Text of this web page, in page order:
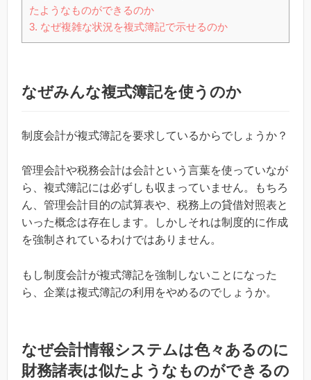
たようなものができるのか
3. なぜ複雑な状況を複式簿記で示せるのか
なぜみんな複式簿記を使うのか
制度会計が複式簿記を要求しているからでしょうか？
管理会計や税務会計は会計という言葉を使っていなが
ら、複式簿記には必ずしも収まっていません。もちろ
ん、管理会計目的の試算表や、税務上の貸借対照表と
いった概念は存在します。しかしそれは制度的に作成
を強制されているわけではありません。
もし制度会計が複式簿記を強制しないことになった
ら、企業は複式簿記の利用をやめるのでしょうか。
なぜ会計情報システムは色々あるのに
財務諸表は似たようなものができるの